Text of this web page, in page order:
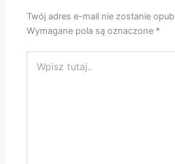
Twój adres e-mail nie zostanie
Wymagane pola są oznaczone *
tutaj..